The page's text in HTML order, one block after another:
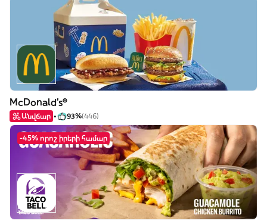
McDonald's®
Անվճար 93%(446)
-45% որոշ իրերի համար